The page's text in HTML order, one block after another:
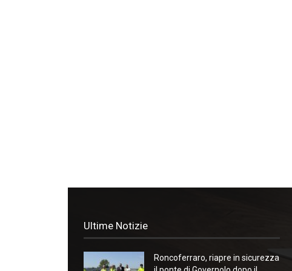
Ultime Notizie
Roncoferraro, riapre in sicurezza